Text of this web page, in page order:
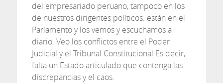
del empresariado peruano, tampoco en los
de nuestros dirigentes políticos: están en el
Parlamento y los vemos y escuchamos a
diario. Veo los conflictos entre el Poder
Judicial y el Tribunal Constitucional Es decir,
falta un Estado articulado que contenga las
discrepancias y el caos.